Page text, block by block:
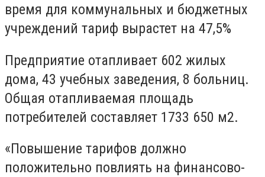
время для коммунальных и бюджетных
учреждений тариф вырастет на 47,5%
Предприятие отапливает 602 жилых
дома, 43 учебных заведения, 8 больниц.
Общая отапливаемая площадь
потребителей составляет 1733 650 м2.
«Повышение тарифов должно
положительно повлиять на финансово-